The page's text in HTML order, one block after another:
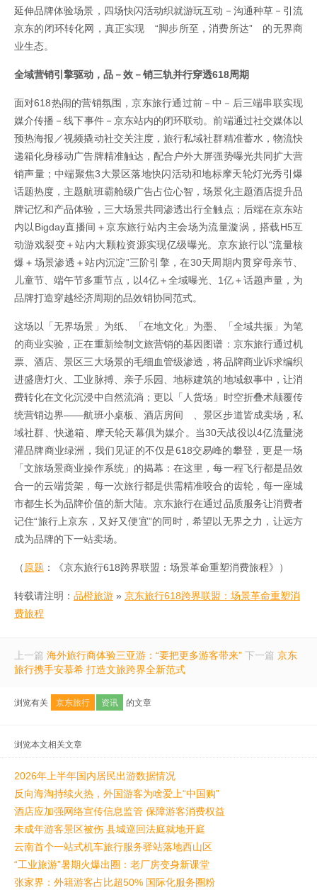
延伸品牌体验场景，四场快闪活动织就游玩互动－沟通种草－引流
京东的闭环转化网，真正实现 “脚步所至，消费所达” 的无界商
业生态。
全域营销引擎驱动，品－效－销三轨并行穿透618周期
面对618热闹的营销氛围，京东旅行通过前－中－后三端串联实现
媒介传播－线下事件－京东站内的闭环联动。前端通过社交媒体以
预热海报／视频撬动社交关注度，旅行私域社群精准蓄水，物流快
递箱化身移动广告牌精准触达，配合户外大屏强势曝光共同扩大营
销声量；中端聚焦3大景区落地快闪活动和地标摩天轮灯光秀引爆
话题热度，主题航班霸舱级广告占位心智，场景化主题酒店提升品
牌记忆和产品体验，三大场景共同渗透出行全触点；后端在京东站
内以Bigday直播间＋京东旅行站内主会场为流量漩涡，搭载H5互
动游戏裂变＋站内大颗粒资源实现亿级曝光。京东旅行以“流量核
爆＋场景渗透＋站内沉淀”三阶引擎，在30天周期内贯穿母亲节、
儿童节、端午节多重节点，以4亿＋全域曝光、1亿＋话题声量，为
品牌打造穿越经济周期的品效销协同范式。
这场以「无界场景」为纸、「在地文化」为墨、「全域共振」为笔
的商业实验，正在重新绘制文旅营销的基因图谱：京东旅行通过机
票、酒店、景区三大场景的毛细血管级渗透，将品牌商业诉求编织
进盛唐灯火、工业脉搏、亲子乐园、地标建筑的地域叙事中，让消
费转化在文化沉浸中自然流淌；更以「人货场」时空折叠术颠覆传
统营销边界——航班小桌板、酒店房间 、景区步道皆成卖场，私
域社群、快递箱、摩天轮天幕俱为媒介。当30天战役以4亿流量浇
灌品牌商业绿洲，我们见证的不仅是618交易峰的攀登，更是一场
「文旅场景商业操作系统」的揭幕：在这里，每一程飞行都是品效
合一的云端货架，每一次旅行都是供需精准咬合的齿轮，每一座城
市都生长为品牌价值的新大陆。京东旅行在通过品质服务让消费者
记住“旅行上京东，又好又便宜”的同时，希望以无界之力，让远方
成为品牌的下一站卖场。
（原题 ：《京东旅行618跨界联盟：场景革命重塑消费旅程》）
转载请注明： 品橙旅游 » 京东旅行618跨界联盟：场景革命重塑消
费旅程
上一篇 海外旅行商体验三亚游：“要把更多游客带来” 下一篇 京东
旅行携手安慕希 打造文旅跨界全新范式
浏览有关 京东旅行 资讯 的文章
浏览本文相关文章
2026年上半年国内居民出游数据情况
反向海淘持续火热，外国游客为啥爱上“中国购”
酒店应加强网络宣传信息监管 保障游客消费权益
未成年游客景区被伤 县城巡回法庭就地开庭
云南首个一站式机车旅行服务驿站落地西山区
“工业旅游”暑期火爆出圈：老厂房变身新课堂
张家界：外籍游客占比超50% 国际化服务圈粉